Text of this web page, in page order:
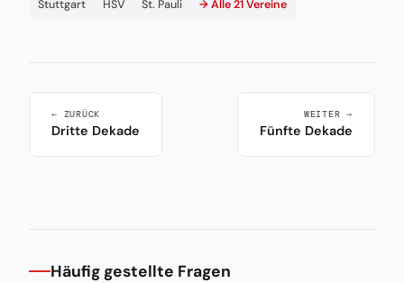
Stuttgart
HSV St. Pauli → Alle 21 Vereine
← ZURÜCK
Dritte Dekade
WEITER →
Fünfte Dekade
Häufig gestellte Fragen